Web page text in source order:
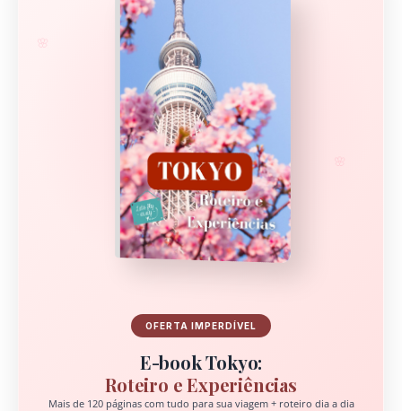
🌸
OFERTA IMPERDÍVEL
E-book Tokyo:
Roteiro e Experiências
Mais de 120 páginas com tudo para sua viagem + roteiro dia a dia